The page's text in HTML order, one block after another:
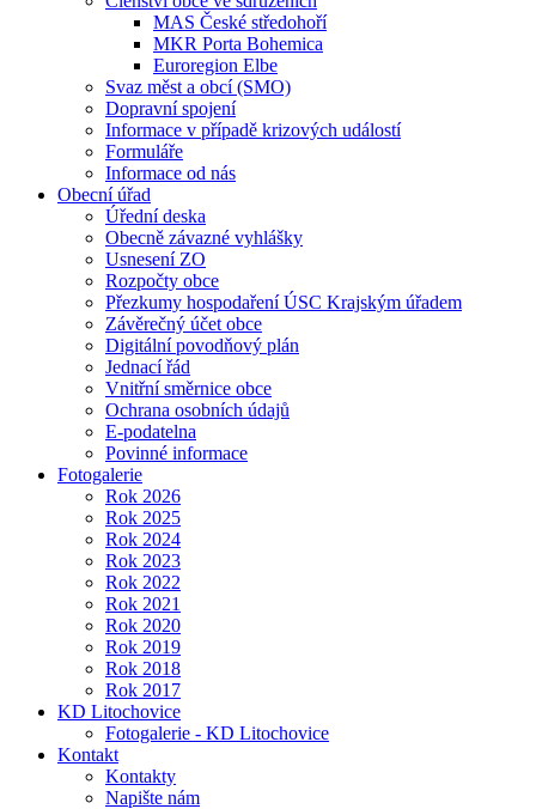
MAS České středohoří
MKR Porta Bohemica
Euroregion Elbe
Svaz měst a obcí (SMO)
Dopravní spojení
Informace v případě krizových událostí
Formuláře
Informace od nás
Obecní úřad
Úřední deska
Obecně závazné vyhlášky
Usnesení ZO
Rozpočty obce
Přezkumy hospodaření ÚSC Krajským úřadem
Závěrečný účet obce
Digitální povodňový plán
Jednací řád
Vnitřní směrnice obce
Ochrana osobních údajů
E-podatelna
Povinné informace
Fotogalerie
Rok 2026
Rok 2025
Rok 2024
Rok 2023
Rok 2022
Rok 2021
Rok 2020
Rok 2019
Rok 2018
Rok 2017
KD Litochovice
Fotogalerie - KD Litochovice
Kontakt
Kontakty
Napište nám